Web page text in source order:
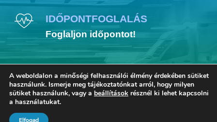
IDŐPONTFOGLALÁS
Foglaljon időpontot!
COPYRIGHT 2021 DR. TIMMERMANN
GÁBOR, ALL RIGHT RESERVED
A weboldalon a minőségi felhasználói élmény érdekében sütiket
használunk. Ismerje meg tájékoztatónkat arról, hogy milyen
sütiket használunk, vagy a beállítások résznél ki lehet kapcsolni
a használatukat.
Elfogad